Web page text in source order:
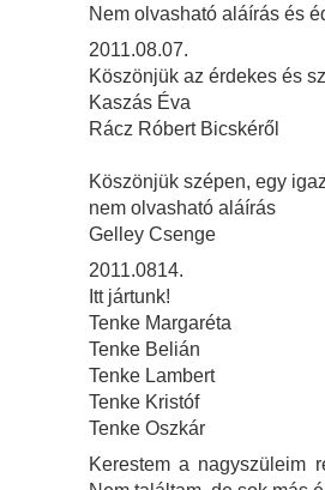
Nem olvasható aláírás és
2011.08.07.
Köszönjük az érdekes és
Kaszás Éva
Rácz Róbert Bicskéről
Köszönjük szépen, egy
nem olvasható aláírás
Gelley Csenge
2011.0814.
Itt jártunk!
Tenke Margaréta
Tenke Belián
Tenke Lambert
Tenke Kristóf
Tenke Oszkár
Kerestem a nagyszüleim